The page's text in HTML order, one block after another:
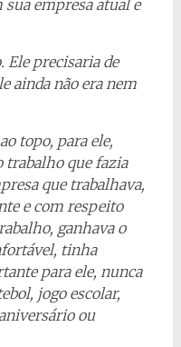
empresa atual e
Ele precisaria de
ainda não era nem
topo, para ele,
trabalho que fazia
que trabalhava,
e com respeito
ganhava o
tinha
para ele, nunca
jogo escolar,
ou